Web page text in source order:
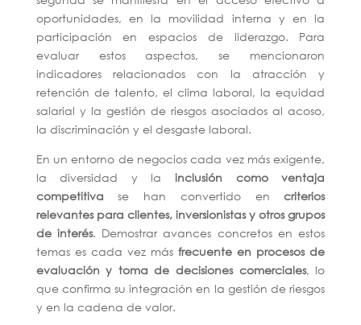
oportunidades, en la movilidad interna y en la
participación en espacios de liderazgo. Para
evaluar estos aspectos, se mencionaron
indicadores relacionados con la atracción y
retención de talento, el clima laboral, la equidad
salarial y la gestión de riesgos asociados al acoso,
la discriminación y el desgaste laboral.
En un entorno de negocios cada vez más exigente,
la diversidad y lainclusión como ventaja
competitiva se han convertido encriterios
relevantes para clientes, inversionistas y otros grupos
de interés. Demostrar avances concretos en estos
temas es cada vez másfrecuente en procesos de
evaluación y toma de decisiones comerciales, lo
que confirma su integración en la gestión de riesgos
y en la cadena de valor.